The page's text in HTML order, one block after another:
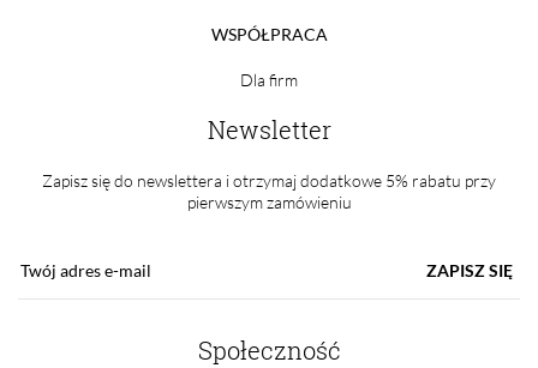
WSPÓŁPRACA
Dla firm
Newsletter
Zapisz się do newslettera i otrzymaj dodatkowe 5% rabatu przy
pierwszym zamówieniu
ZAPISZ SIĘ
Społeczność